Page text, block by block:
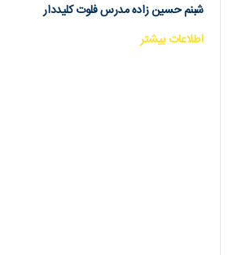
شبنم حسین زاده مدرس فلوت کلیددار
اطلاعات بیشتر